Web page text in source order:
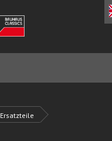
Ersatzteile